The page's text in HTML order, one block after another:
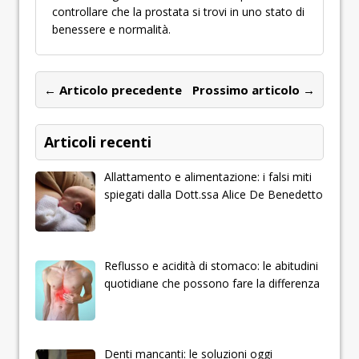
controllare che la prostata si trovi in uno stato di
benessere e normalità.
← Articolo precedente Prossimo articolo →
Articoli recenti
Allattamento e alimentazione: i falsi miti
spiegati dalla Dott.ssa Alice De Benedetto
Reflusso e acidità di stomaco: le abitudini
quotidiane che possono fare la differenza
Denti mancanti: le soluzioni oggi